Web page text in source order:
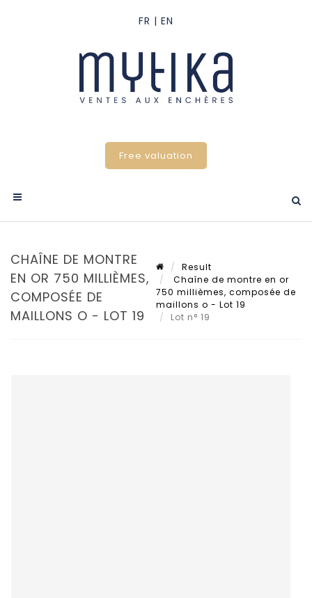
Free valuation
CHAÎNE DE MONTRE
EN OR 750 MILLIÈMES,
COMPOSÉE DE
MAILLONS O - LOT 19
Result
Chaîne de montre en or
750 millièmes, composée de
maillons o - Lot 19
Lot n° 19